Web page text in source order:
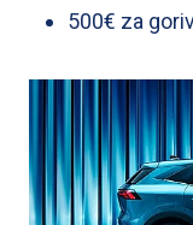
Reprezentativni
godišnje, rok
cijena vozila
učešće je u
efektivna
iznosi 5,11 %.
500€ za